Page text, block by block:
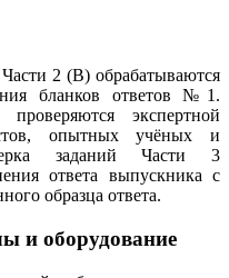
2 (В) обрабатываются
бланков ответов №1.
экспертной
опытных учёных и
заданий Части 3
ответа выпускника с
образца ответа.
и оборудование